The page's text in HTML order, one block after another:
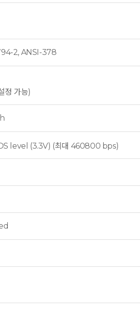
2, ANSI-378
정 가능)
level (3.3V) (최대 460800 bps)